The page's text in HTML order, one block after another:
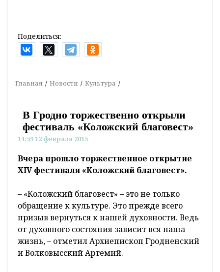
Поделиться:
Главная Новости Культура
В Гродно торжественно открыли
фестиваль «Коложский благовест»
14:59 12 февраля 2015